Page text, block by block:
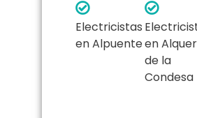
Electricistas
en Alpuenteen
de la
Condesa